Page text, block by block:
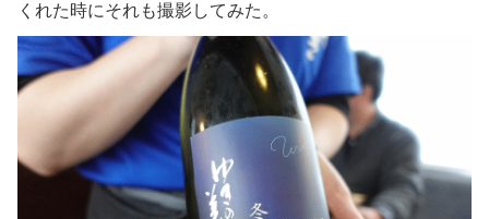
くれた時にそれも撮影してみた。